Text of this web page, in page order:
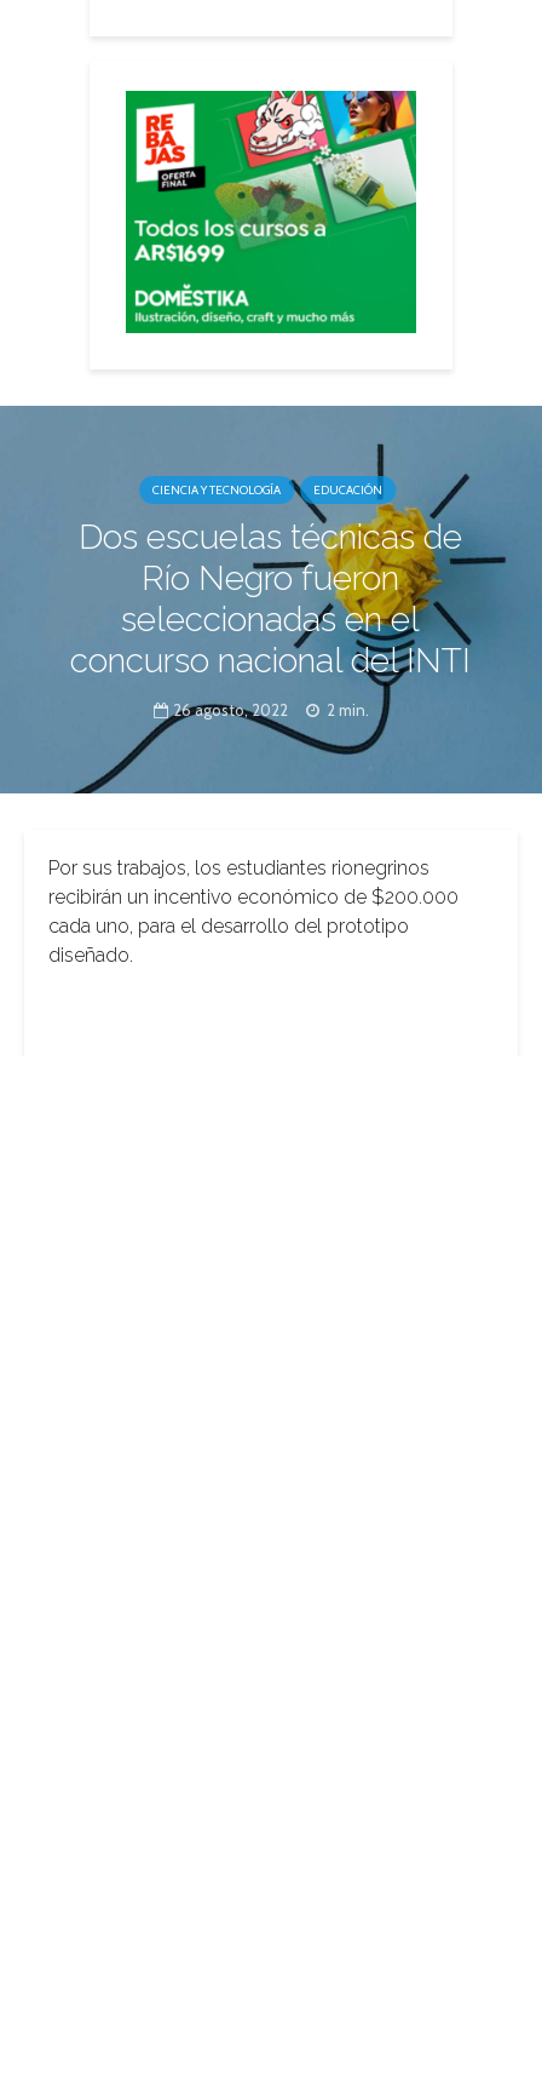
CIENCIA Y TECNOLOGÍA EDUCACIÓN
Dos escuelas técnicas de
Río Negro fueron
seleccionadas en el
concurso nacional del INTI
26 agosto, 2022 2 min.
Por sus trabajos, los estudiantes rionegrinos
recibirán un incentivo económico de $200.000
cada uno, para el desarrollo del prototipo
diseñado.